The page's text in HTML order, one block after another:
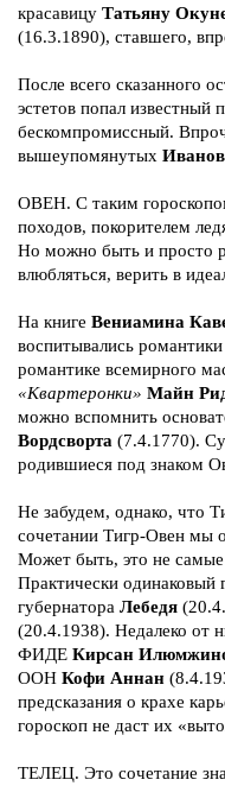
красавицу Татьяну
(16.3.1890), ставшего,
После всего сказанного
эстетов попал известный
бескомпромиссный.
вышеупомянутых
ОВЕН. С таким
походов, покорителем
Но можно быть и просто
влюбляться, верить в
На книге Вениамина
воспитывались
романтике всемирного
«Квартеронки» Майн
можно вспомнить
Вордсворта (7.4.1770).
родившиеся под знаком
Не забудем, однако, что
сочетании Тигр-Овен мы
Может быть, это не
Практически одинаковый
губернатора Лебедя
(20.4.1938). Недалеко от
ФИДЕ Кирсан
ООН Кофи Аннан
предсказания о крахе
гороскоп не даст их
ТЕЛЕЦ. Это сочетание